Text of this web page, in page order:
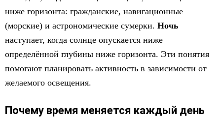
ниже горизонта: гражданские, навигационные
(морские) и астрономические сумерки. Ночь
наступает, когда солнце опускается ниже
определённой глубины ниже горизонта. Эти понятия
помогают планировать активность в зависимости от
желаемого освещения.
Почему время меняется каждый день